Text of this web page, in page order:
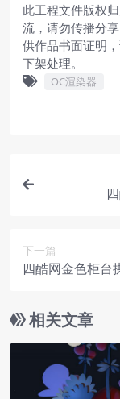
此工程文件版权
流，请勿传播分
供作品书面证明
下架处理。
OC渲染器
下一篇
四酷网金色柜台
相关文章